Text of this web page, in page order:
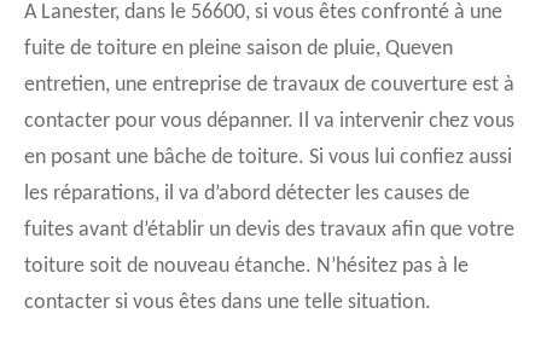
A Lanester, dans le 56600, si vous êtes confronté à une
fuite de toiture en pleine saison de pluie, Queven
entretien, une entreprise de travaux de couverture est à
contacter pour vous dépanner. Il va intervenir chez vous
en posant une bâche de toiture. Si vous lui confiez aussi
les réparations, il va d’abord détecter les causes de
fuites avant d’établir un devis des travaux afin que votre
toiture soit de nouveau étanche. N’hésitez pas à le
contacter si vous êtes dans une telle situation.